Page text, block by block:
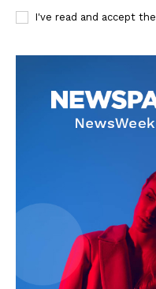
I've read and accept the